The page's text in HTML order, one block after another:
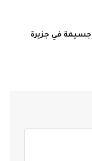
جسيمة في جزيرة